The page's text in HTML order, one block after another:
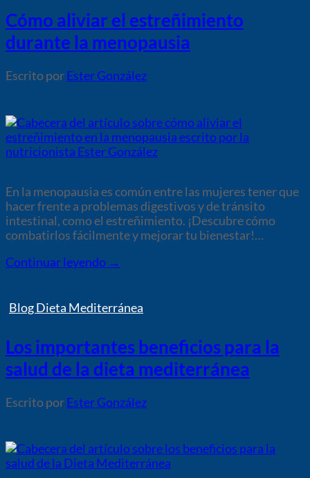
Cómo aliviar el estreñimiento
durante la menopausia
porEster González
En la menopausia es común entre las mujeres tener que
hacer frente a problemas digestivos y de tránsito
intestinal, como el estreñimiento. ¡Descubre cómo
combatirlos fácilmente y mejorar tu bienestar!…
Continuar leyendo →
Blog Dieta Mediterránea
Los importantes beneficios para la
salud de la dieta mediterránea
porEster González